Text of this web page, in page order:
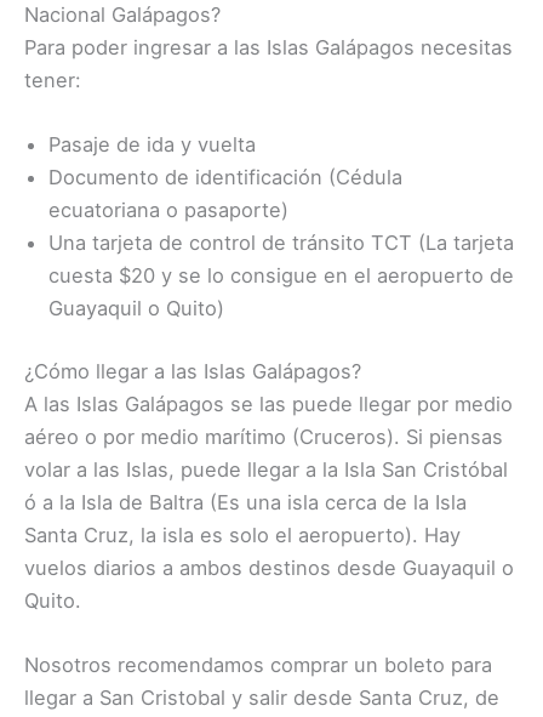
Nacional Galápagos?
Para poder ingresar a las Islas Galápagos necesitas
tener:
Pasaje de ida y vuelta
Documento de identificación (Cédula
ecuatoriana o pasaporte)
Una tarjeta de control de tránsito TCT (La tarjeta
cuesta $20 y se lo consigue en el aeropuerto de
Guayaquil o Quito)
¿Cómo llegar a las Islas Galápagos?
A las Islas Galápagos se las puede llegar por medio
aéreo o por medio marítimo (Cruceros). Si piensas
volar a las Islas, puede llegar a la Isla San Cristóbal
ó a la Isla de Baltra (Es una isla cerca de la Isla
Santa Cruz, la isla es solo el aeropuerto). Hay
vuelos diarios a ambos destinos desde Guayaquil o
Quito.
Nosotros recomendamos comprar un boleto para
llegar a San Cristobal y salir desde Santa Cruz, de